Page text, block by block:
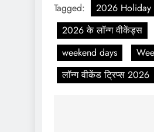
Tagged: 2026 Holiday
2026 के लॉन्ग वीकेंड्स
weekend days
लॉन्ग वीकेंड ट्रिप्स 2026